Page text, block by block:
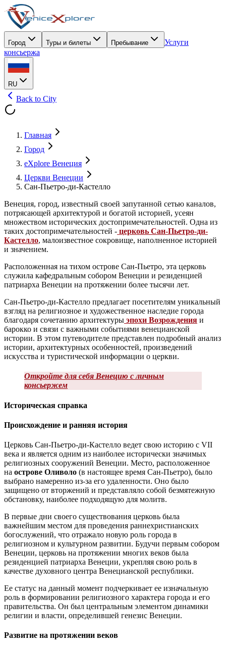
Город Туры и билеты Пребывание
Услуги
консьержа
RU
Back to City
Главная
Город
eXplore Венеция
Церкви Венеции
Сан-Пьетро-ди-Кастелло
Венеция, город, известный своей запутанной сетью каналов,
потрясающей архитектурой и богатой историей, усеян
множеством исторических достопримечательностей. Одна из
таких достопримечательностей - церковь Сан-Пьетро-ди-
Кастелло, малоизвестное сокровище, наполненное историей
и значением.
Расположенная на тихом острове Сан-Пьетро, эта церковь
служила кафедральным собором Венеции и резиденцией
патриарха Венеции на протяжении более тысячи лет.
Сан-Пьетро-ди-Кастелло предлагает посетителям уникальный
взгляд на религиозное и художественное наследие города
благодаря сочетанию архитектуры эпохи Возрождения и
барокко и связи с важными событиями венецианской
истории. В этом путеводителе представлен подробный анализ
истории, архитектурных особенностей, произведений
искусства и туристической информации о церкви.
Откройте для себя Венецию с личным
консьержем
Историческая справка
Происхождение и ранняя история
Церковь Сан-Пьетро-ди-Кастелло ведет свою историю с VII
века и является одним из наиболее исторически значимых
религиозных сооружений Венеции. Место, расположенное
на острове Оливоло (в настоящее время Сан-Пьетро), было
выбрано намеренно из-за его удаленности. Оно было
защищено от вторжений и представляло собой безмятежную
обстановку, наиболее подходящую для молитв.
В первые дни своего существования церковь была
важнейшим местом для проведения раннехристианских
богослужений, что отражало новую роль города в
религиозном и культурном развитии. Будучи первым собором
Венеции, церковь на протяжении многих веков была
резиденцией патриарха Венеции, укрепляя свою роль в
качестве духовного центра Венецианской республики.
Ее статус на данный момент подчеркивает ее изначальную
роль в формировании религиозного характера города и его
правительства. Он был центральным элементом динамики
религии и власти, определившей генезис Венеции.
Развитие на протяжении веков